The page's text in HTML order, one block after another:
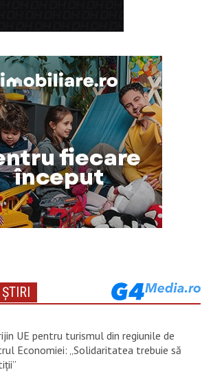
UE pentru turismul din regiunile de
Economiei: „Solidaritatea trebuie să